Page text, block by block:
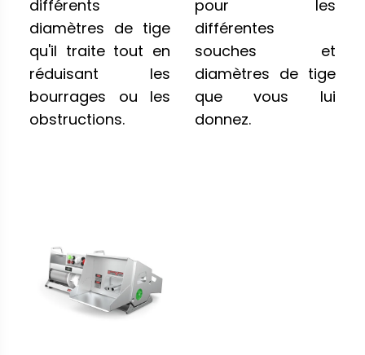
différents
diamètres de tige
qu'il traite tout en
réduisant les
bourrages ou les
obstructions.
pour les
différentes
souches et
diamètres de tige
que vous lui
donnez.